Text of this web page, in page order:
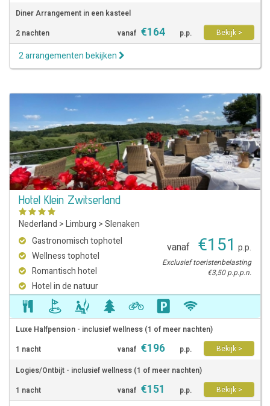
Diner Arrangement in een kasteel
2 nachten
vanaf €164 p.p. Bekijk >
2 arrangementen bekijken
Hotel Klein Zwitserland
Nederland >Limburg >Slenaken
Gastronomisch tophotel
Wellness tophotel
Romantisch hotel
Hotel in de natuur
vanaf €151 p.p.
Exclusief toeristenbelasting
€3,50 p.p.p.n.
Luxe Halfpension - inclusief wellness (1 of meer nachten)
1 nacht
vanaf €196 p.p.
Bekijk >
Logies/Ontbijt - inclusief wellness (1 of meer nachten)
1 nacht
vanaf €151 p.p. Bekijk >